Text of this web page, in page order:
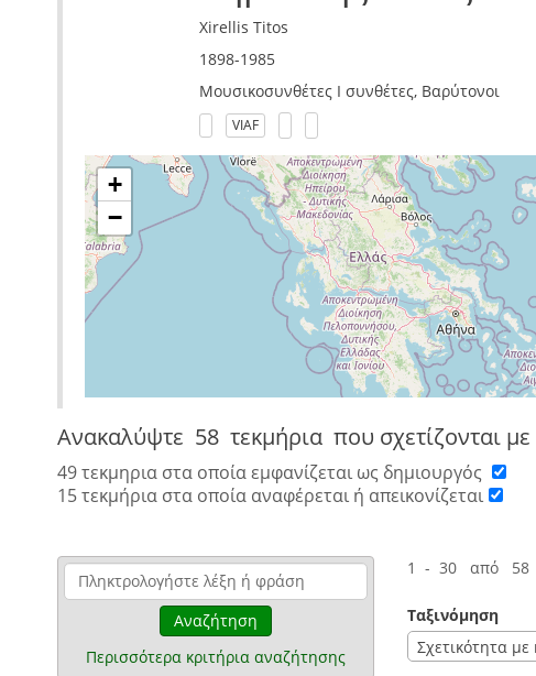
Xirellis Titos
1898-1985
Μουσικοσυνθέτες I συνθέτες, Βαρύτονοι
VIAF
+
−
Ανακαλύψτε 58 τεκμήρια που σχετίζονται
49 τεκμηρια στα οποία εμφανίζεται ως δημιουργός
15 τεκμήρια στα οποία αναφέρεται ή απεικονίζεται
Αναζήτηση
Περισσότερα κριτήρια αναζήτησης
1 - 30 από 58
Ταξινόμηση
Σχετικότητα με